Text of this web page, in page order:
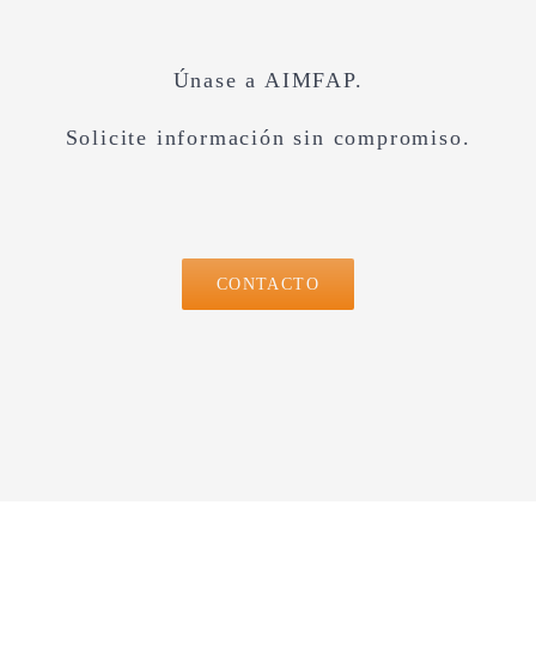
Únase a AIMFAP.
Solicite información sin compromiso.
CONTACTO